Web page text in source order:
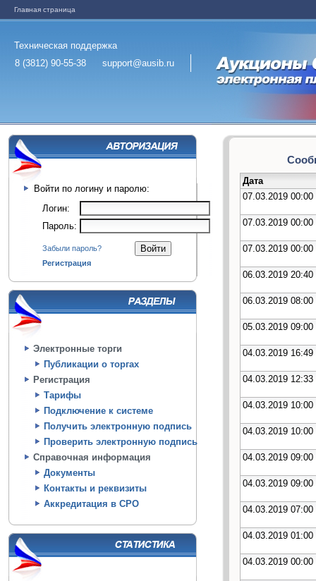
Главная страница
Техническая поддержка
8 (3812) 90-55-38
support@ausib.ru
Войти по логину и паролю:
Логин:
Пароль:
Забыли пароль?
Регистрация
Электронные торги
Публикации о торгах
Регистрация
Тарифы
Подключение к системе
Получить электронную подпись
Проверить электронную подпись
Справочная информация
Документы
Контакты и реквизиты
Аккредитация в СРО
Дата
07.03.2019 00:00
07.03.2019 00:00
07.03.2019 00:00
06.03.2019 20:40
06.03.2019 08:00
05.03.2019 09:00
04.03.2019 16:49
04.03.2019 12:33
04.03.2019 10:00
04.03.2019 10:00
04.03.2019 09:00
04.03.2019 09:00
04.03.2019 07:00
04.03.2019 01:00
04.03.2019 00:00